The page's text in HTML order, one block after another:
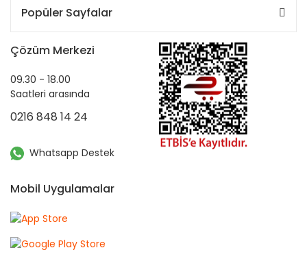
Popüler Sayfalar
Çözüm Merkezi
09.30 - 18.00
Saatleri arasında
0216 848 14 24
Whatsapp Destek
Mobil Uygulamalar